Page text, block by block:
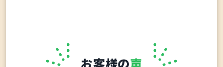
お客様の声